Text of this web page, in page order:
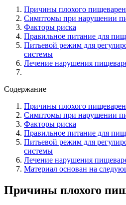
Причины плохого
Симптомы при нарушении
Факторы риска
Правильное питание для
Питьевой режим для
системы
Лечение нарушения
Содержание
Причины плохого
Симптомы при нарушении
Факторы риска
Правильное питание для
Питьевой режим для
системы
Лечение нарушения
Материал основан на
Причины плохого